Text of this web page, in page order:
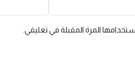
المرة المقبلة في تعليقي.